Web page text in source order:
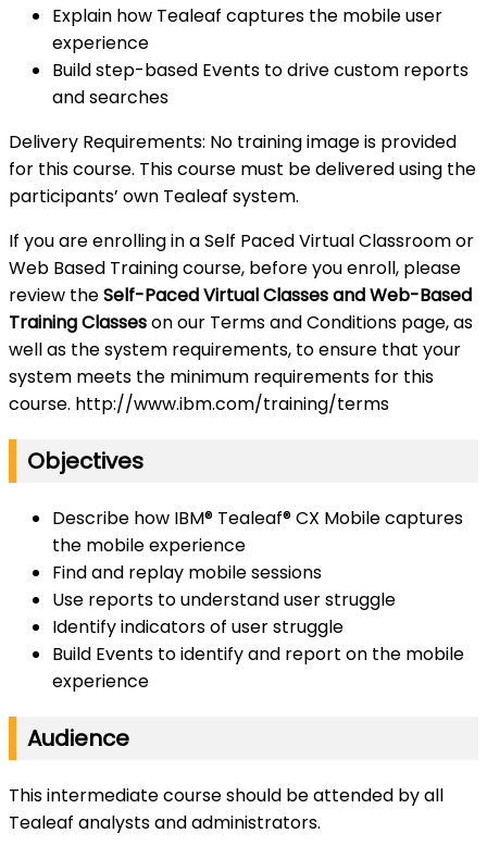
Explain how Tealeaf captures the mobile user
experience
Build step-based Events to drive custom reports
and searches
Delivery Requirements: No training image is provided
for this course. This course must be delivered using the
participants’ own Tealeaf system.
If you are enrolling in a Self Paced Virtual Classroom or
Web Based Training course, before you enroll, please
review theSelf-Paced Virtual Classes and Web-Based
Training Classeson our Terms and Conditions page, as
well as the system requirements, to ensure that your
system meets the minimum requirements for this
course. http://www.ibm.com/training/terms
Objectives
Describe how IBM® Tealeaf® CX Mobile captures
the mobile experience
Find and replay mobile sessions
Use reports to understand user struggle
Identify indicators of user struggle
Build Events to identify and report on the mobile
experience
Audience
This intermediate course should be attended by all
Tealeaf analysts and administrators.